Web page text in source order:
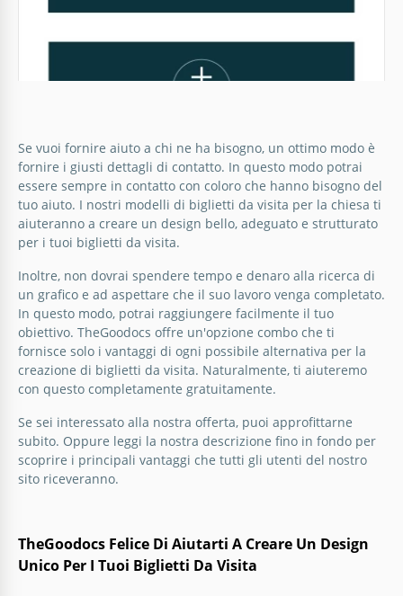
Biglietto da visita della Chiesa Blu
pulito e semplice per biglietti da visita in blu e colori
chiari, allora hai trovato l'opzione perfetta.
Google Slides
navy.
Il nostro modello gratuito e facile da personalizzare
della carta da visita della chiesa blu navy è perfetto
Google Slides
Se vuoi fornire aiuto a chi ne ha bisogno, un ottimo modo è
fornire i giusti dettagli di contatto. In questo modo potrai
essere sempre in contatto con coloro che hanno bisogno del
tuo aiuto. I nostri modelli di biglietti da visita per la chiesa ti
aiuteranno a creare un design bello, adeguato e strutturato
per i tuoi biglietti da visita.
Inoltre, non dovrai spendere tempo e denaro alla ricerca di
un grafico e ad aspettare che il suo lavoro venga completato.
In questo modo, potrai raggiungere facilmente il tuo
obiettivo. TheGoodocs offre un'opzione combo che ti
fornisce solo i vantaggi di ogni possibile alternativa per la
creazione di biglietti da visita. Naturalmente, ti aiuteremo
con questo completamente gratuitamente.
Se sei interessato alla nostra offerta, puoi approfittarne
subito. Oppure leggi la nostra descrizione fino in fondo per
scoprire i principali vantaggi che tutti gli utenti del nostro
sito riceveranno.
TheGoodocs Felice Di Aiutarti A Creare Un Design
Unico Per I Tuoi Biglietti Da Visita